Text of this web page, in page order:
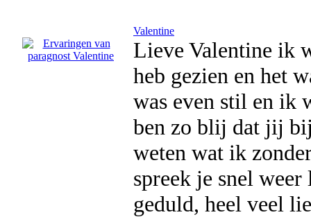
Valentine
Lieve Valentine ik
heb gezien en het
was even stil en ik
ben zo blij dat jij
weten wat ik
spreek je snel
geduld, heel veel